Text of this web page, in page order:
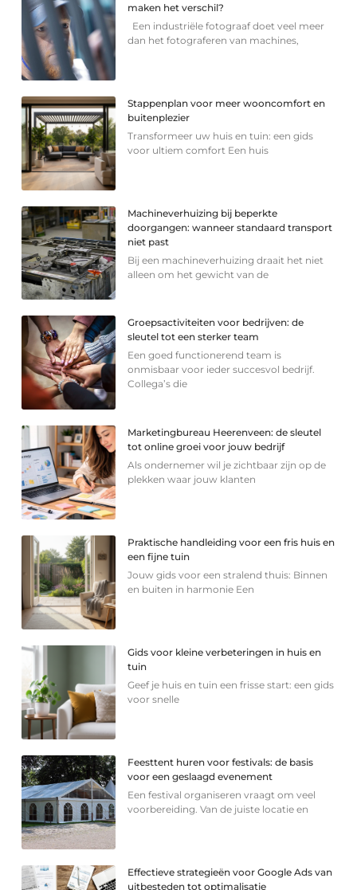
maken het verschil?
Een industriële fotograaf doet veel meer
dan het fotograferen van machines,
Stappenplan voor meer wooncomfort en
buitenplezier
Transformeer uw huis en tuin: een gids
voor ultiem comfort Een huis
Machineverhuizing bij beperkte
doorgangen: wanneer standaard transport
niet past
Bij een machineverhuizing draait het niet
alleen om het gewicht van de
Groepsactiviteiten voor bedrijven: de
sleutel tot een sterker team
Een goed functionerend team is
onmisbaar voor ieder succesvol bedrijf.
Collega’s die
Marketingbureau Heerenveen: de sleutel
tot online groei voor jouw bedrijf
Als ondernemer wil je zichtbaar zijn op de
plekken waar jouw klanten
Praktische handleiding voor een fris huis en
een fijne tuin
Jouw gids voor een stralend thuis: Binnen
en buiten in harmonie Een
Gids voor kleine verbeteringen in huis en
tuin
Geef je huis en tuin een frisse start: een gids
voor snelle
Feesttent huren voor festivals: de basis
voor een geslaagd evenement
Een festival organiseren vraagt om veel
voorbereiding. Van de juiste locatie en
Effectieve strategieën voor Google Ads van
uitbesteden tot optimalisatie